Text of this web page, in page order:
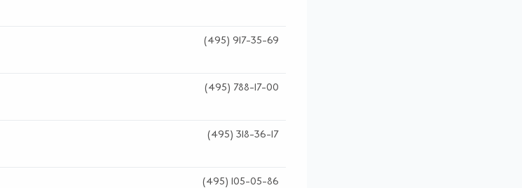
(495) 917-35-69
(495) 788-17-00
(495) 318-36-17
(495) 105-05-86